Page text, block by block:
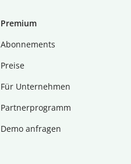
Premium
Abon­ne­ments
Preise
Für Unternehmen
Partnerprogramm
Demo anfragen